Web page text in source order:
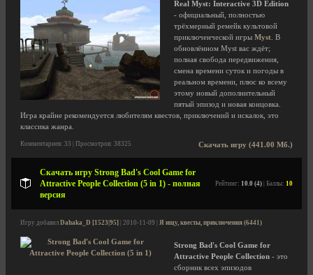
Real Myst: Interactive 3D Edition
- официальный, полностью
трёхмерный ремейк культовой
приключенческой игры Myst . В
обновлённом Myst вас ждёт;
полная свобода передвижения,
смена времени суток и погоды в
реальном времени, плюс ко всему
этому новый дополнительный
пятый эпизод и новая концовка.
Игра крайне рекомендуется любителям квестов, приключений и искалок, это
классика жанра.
Скачать игру (441.00 Мб.)
Комментариев: 33 | Просмотров: 38325
Скачать игру Strong Bad's Cool Game for
Attractive People Collection (5 in 1) - полная
версия
Рейтинг: 10.0 (4) | Баллы: 10
Игру добавил Dahaka_D [1523|95] | 2010-11-09 | Я ищу, квесты, приключения (6441)
Strong Bad's Cool Game for
Attractive People Collection - это
сборник всех эпизодов